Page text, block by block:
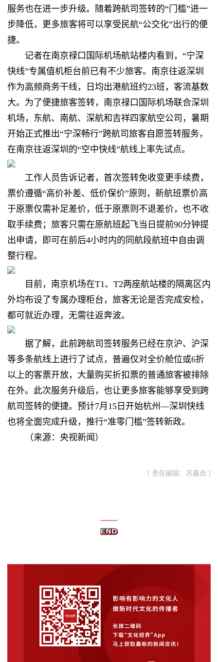
服务也在进一步升级。随着跨航司签转的“门槛”进一
步降低，更多旅客将可以享受民航“公交化”出行的便
捷。
记者在南京禄口国际机场航站楼内看到，“宁深
快线”专属值机柜台前已有不少旅客。南京往返深圳
作为高频商务干线，日均出港航班约23班，客流基数
大。为了便捷旅客签转，南京禄口国际机场联合深圳
机场，东航、南航、深航和吉祥四家航空公司，暑期
开始正式推出“宁深畅行”跨航司旅客自愿签转服务，
在南京往返深圳的“空中快线”航线上率先试点。
工作人员告诉记者，首次签转免收变更手续费，
票价遵循“高价补差、低价保价”原则，新航班票价高
于原票仅需补足差价，低于原票则不退差价，也不收
取手续费；旅客只需在原航班起飞当日提前90分钟提
出申请，即可在前后4小时内的同航段航班中自由调
整行程。
目前，南京机场在T1、T2两座航站楼的隔离区内
外均布设了专属办理柜台，旅客无论是否完成安检，
都可就近办理，无需往返奔波。
据了解，此前跨航司签转服务已经在京沪、沪深
等多条航线上进行了试点，普遍仅对全价舱位或6折
以上的客票开放，大量购买折扣票的普通旅客被排除
在外。此次服务升级后，也让更多旅客能够享受到跨
航司签转的便捷。预计7月15日开始杭州—深圳快线
也将全面完成升级，推行“准零门槛”签转新政。
（来源： 央视新闻）
[ 责任编辑：苏鑫垚 ]